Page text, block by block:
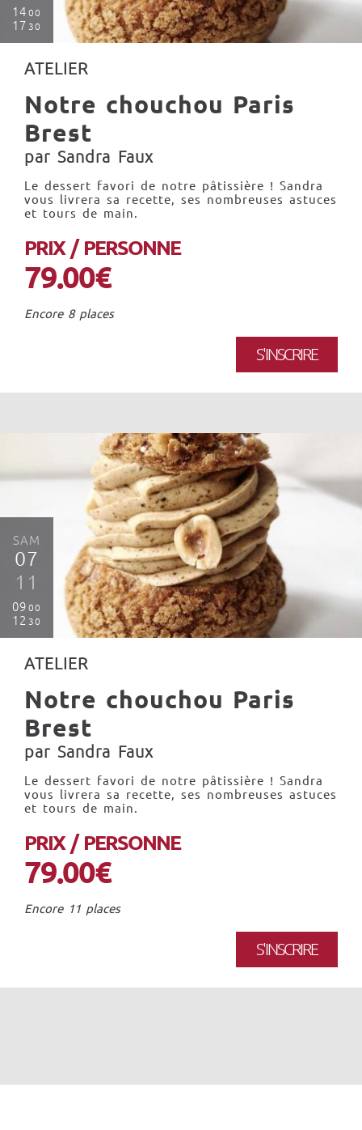
14 00
17 30
ATELIER
Notre chouchou Paris
Brest
par Sandra Faux
Le dessert favori de notre pâtissière ! Sandra
vous livrera sa recette, ses nombreuses astuces
et tours de main.
PRIX / PERSONNE
79.00€
Encore 8 places
S'INSCRIRE
SAM
07
11
09 00
12 30
ATELIER
Notre chouchou Paris
Brest
par Sandra Faux
Le dessert favori de notre pâtissière ! Sandra
vous livrera sa recette, ses nombreuses astuces
et tours de main.
PRIX / PERSONNE
79.00€
Encore 11 places
S'INSCRIRE